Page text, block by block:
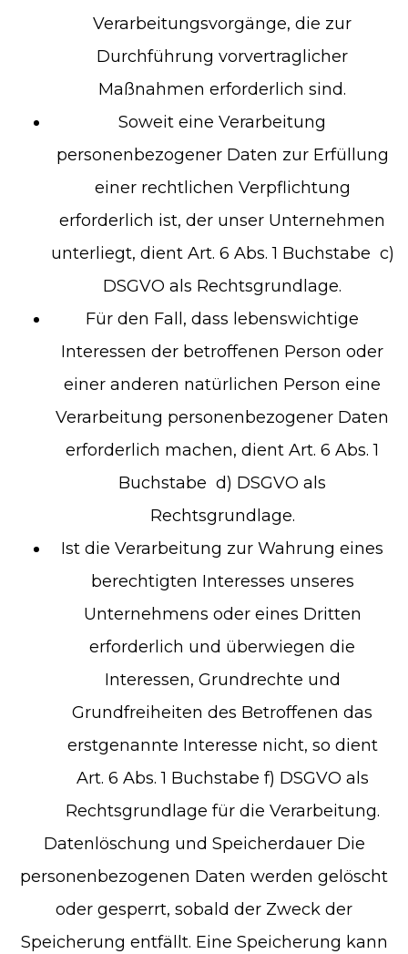
Verarbeitungsvorgänge, die zur
Durchführung vorvertraglicher
Maßnahmen erforderlich sind.
Soweit eine Verarbeitung
personenbezogener Daten zur Erfüllung
einer rechtlichen Verpflichtung
erforderlich ist, der unser Unternehmen
unterliegt, dient Art. 6 Abs. 1 Buchstabe c)
DSGVO als Rechtsgrundlage.
Für den Fall, dass lebenswichtige
Interessen der betroffenen Person oder
einer anderen natürlichen Person eine
Verarbeitung personenbezogener Daten
erforderlich machen, dient Art. 6 Abs. 1
Buchstabe d) DSGVO als
Rechtsgrundlage.
Ist die Verarbeitung zur Wahrung eines
berechtigten Interesses unseres
Unternehmens oder eines Dritten
erforderlich und überwiegen die
Interessen, Grundrechte und
Grundfreiheiten des Betroffenen das
erstgenannte Interesse nicht, so dient
Art. 6 Abs. 1 Buchstabe f) DSGVO als
Rechtsgrundlage für die Verarbeitung.
Datenlöschung und Speicherdauer Die
personenbezogenen Daten werden gelöscht
oder gesperrt, sobald der Zweck der
Speicherung entfällt. Eine Speicherung kann